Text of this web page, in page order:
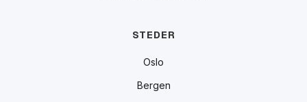
STEDER
Oslo
Bergen